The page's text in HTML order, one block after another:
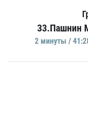
33.Пашнин
2 минуты /